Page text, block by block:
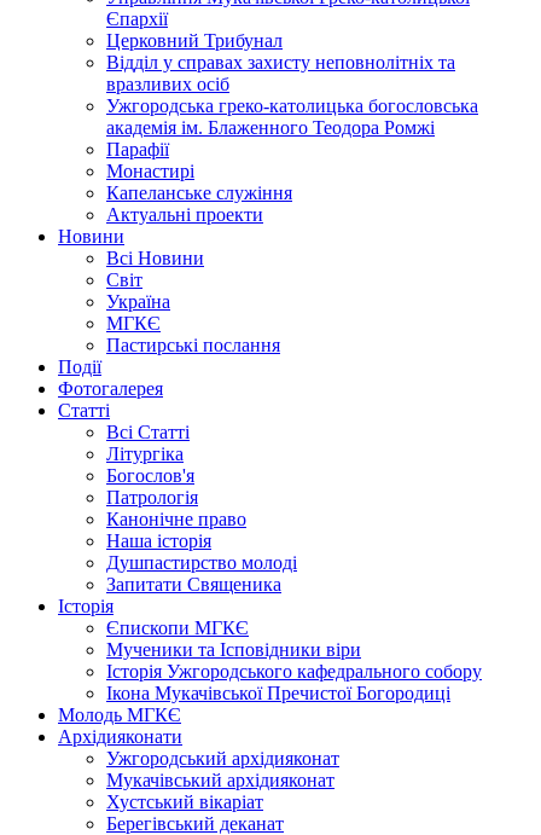
Єпархії
Церковний Трибунал
Відділ у справах захисту неповнолітніх та
вразливих осіб
Ужгородська греко-католицька богословська
академія ім. Блаженного Теодора Ромжі
Парафії
Монастирі
Капеланське служіння
Актуальні проекти
Новини
Всі Новини
Світ
Україна
МГКЄ
Пастирські послання
Події
Фотогалерея
Статті
Всі Статті
Літургіка
Богослов'я
Патрологія
Канонічне право
Наша історія
Душпастирство молоді
Запитати Священика
Історія
Єпископи МГКЄ
Мученики та Ісповідники віри
Історія Ужгородського кафедрального собору
Ікона Мукачівської Пречистої Богородиці
Молодь МГКЄ
Архідияконати
Ужгородський архідияконат
Мукачівський архідияконат
Хустський вікаріат
Берегівський деканат